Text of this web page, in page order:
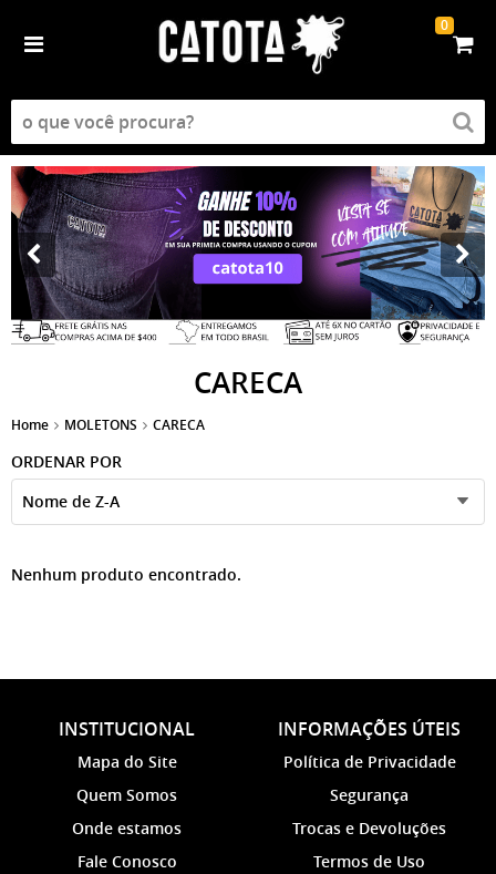
0
CARECA
Home MOLETONS CARECA
ORDENAR POR
Nome de Z-A
Nenhum produto encontrado.
INSTITUCIONAL
Mapa do Site
Quem Somos
Onde estamos
Fale Conosco
INFORMAÇÕES ÚTEIS
Política de Privacidade
Segurança
Trocas e Devoluções
Termos de Uso